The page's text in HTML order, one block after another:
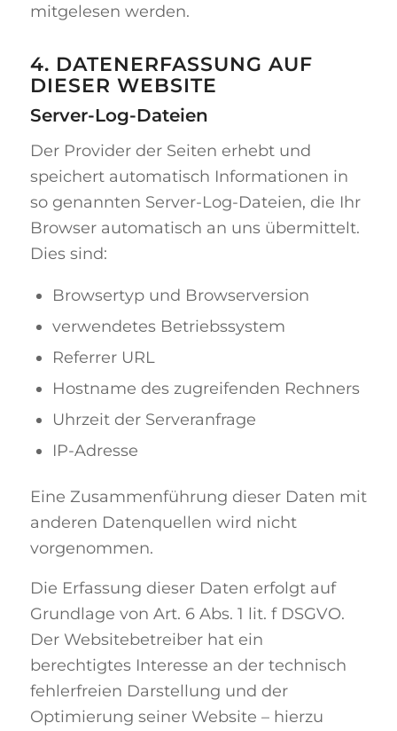
mitgelesen werden.
4. DATENERFASSUNG AUF
DIESER WEBSITE
Server-Log-Dateien
Der Provider der Seiten erhebt und
speichert automatisch Informationen in
so genannten Server-Log-Dateien, die Ihr
Browser automatisch an uns übermittelt.
Dies sind:
Browsertyp und Browserversion
verwendetes Betriebssystem
Referrer URL
Hostname des zugreifenden Rechners
Uhrzeit der Serveranfrage
IP-Adresse
Eine Zusammenführung dieser Daten mit
anderen Datenquellen wird nicht
vorgenommen.
Die Erfassung dieser Daten erfolgt auf
Grundlage von Art. 6 Abs. 1 lit. f DSGVO.
Der Websitebetreiber hat ein
berechtigtes Interesse an der technisch
fehlerfreien Darstellung und der
Optimierung seiner Website – hierzu